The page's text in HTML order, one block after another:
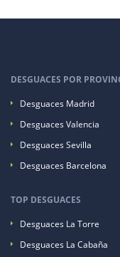
DESGUACES POR
Desguaces Madrid
Desguaces Valencia
Desguaces Sevilla
Desguaces Barcelona
TOP DESGUACES
Desguaces La Torre
Desguaces La Cabaña